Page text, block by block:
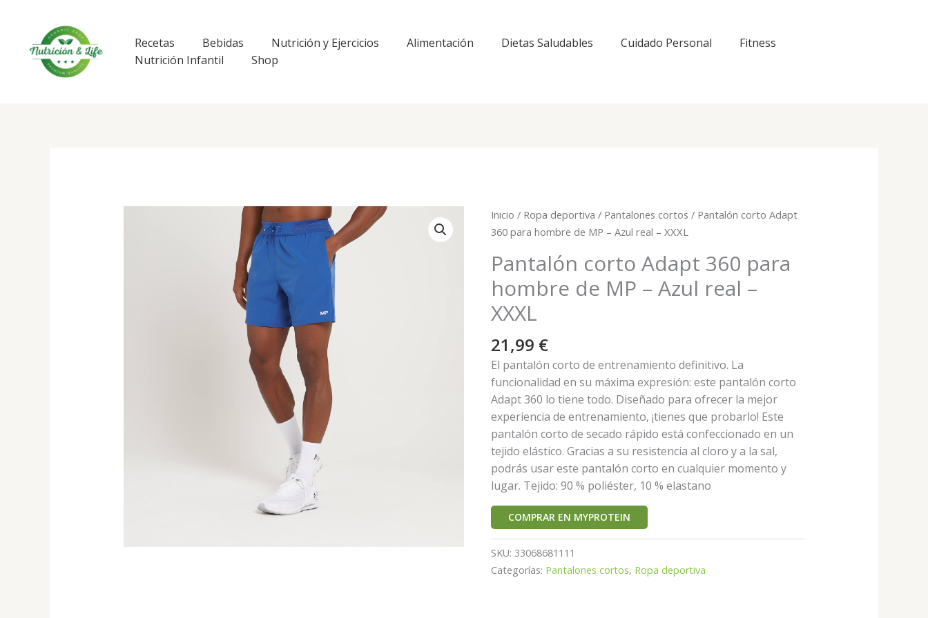
contenido
Recetas Bebidas Nutrición y Ejercicios Alimentación Dietas Saludables Cuidado Personal
Fitness
Nutrición Infantil
Shop
Inicio / Ropa deportiva / Pantalones cortos / Pantalón corto Adapt
360 para hombre de MP – Azul real – XXXL
Pantalón corto Adapt 360 para
hombre de MP – Azul real –
XXXL
21,99 €
El pantalón corto de entrenamiento definitivo. La
funcionalidad en su máxima expresión: este pantalón corto
Adapt 360 lo tiene todo. Diseñado para ofrecer la mejor
experiencia de entrenamiento, ¡tienes que probarlo! Este
pantalón corto de secado rápido está confeccionado en un
tejido elástico. Gracias a su resistencia al cloro y a la sal,
podrás usar este pantalón corto en cualquier momento y
lugar. Tejido: 90 % poliéster, 10 % elastano
COMPRAR EN MYPROTEIN
SKU: 33068681111
Categorías: Pantalones cortos, Ropa deportiva